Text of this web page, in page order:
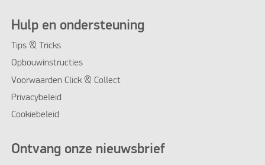
Hulp en ondersteuning
Tips & Tricks
Opbouwinstructies
Voorwaarden Click & Collect
Privacybeleid
Cookiebeleid
Ontvang onze nieuwsbrief